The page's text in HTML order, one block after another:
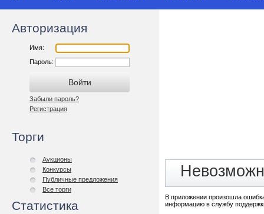
Авторизация
Имя:
Пароль:
Забыли пароль?
Регистрация
Торги
Аукционы
Конкурсы
Публичные предложения
Все торги
Статистика
В приложении произошла
информацию в службу